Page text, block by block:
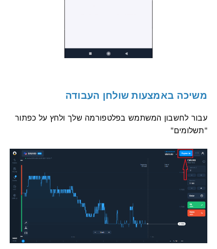
משיכה באמצעות שולחן העבודה
עבור לחשבון המשתמש בפלטפורמה שלך ולחץ על כפתור
"תשלומים"